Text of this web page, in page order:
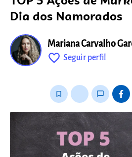
Dia dos Namorados
Mariana Carvalho
favorite_outline Seguir perfil
bookmark_border chat_bubble_outline